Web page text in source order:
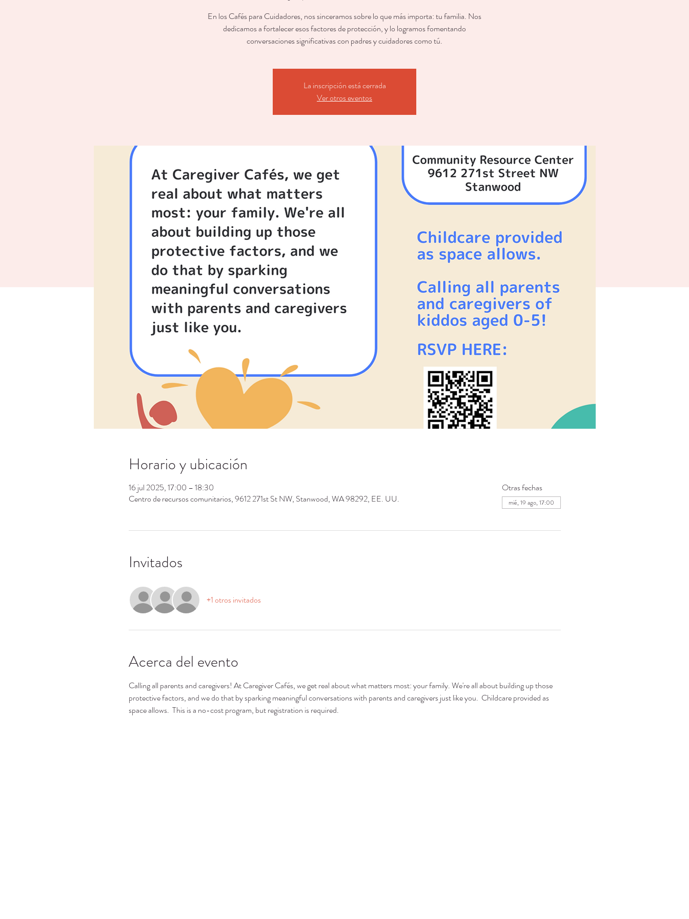
En los Cafés para Cuidadores, nos sinceramos sobre lo que más importa: tu familia. Nos
dedicamos a fortalecer esos factores de protección, y lo logramos fomentando
conversaciones significativas con padres y cuidadores como tú.
La inscripción está cerrada
Ver otros eventos
Horario y ubicación
16 jul 2025, 17:00 – 18:30
Centro de recursos comunitarios, 9612 271st St NW, Stanwood, WA 98292, EE. UU.
Otras fechas
mié, 19 ago, 17:00
Invitados
+1 otros invitados
Acerca del evento
Calling all parents and caregivers! At Caregiver Cafés, we get real about what matters most: your family. We're all about building up those
protective factors, and we do that by sparking meaningful conversations with parents and caregivers just like you.  Childcare provided as
space allows.  This is a no-cost program, but registration is required.